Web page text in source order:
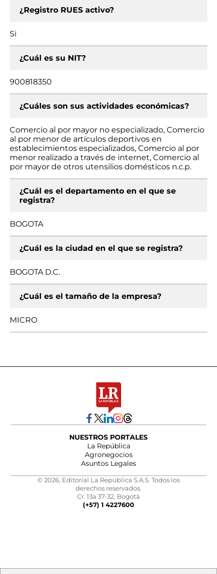
¿Registro RUES activo?
Si
¿Cuál es su NIT?
900818350
¿Cuáles son sus actividades económicas?
Comercio al por mayor no especializado, Comercio
al por menor de artículos deportivos en
establecimientos especializados, Comercio al por
menor realizado a través de internet, Comercio al
por mayor de otros utensilios domésticos n.c.p.
¿Cuál es el departamento en el que se
registra?
BOGOTA
¿Cuál es la ciudad en el que se registra?
BOGOTA D.C.
¿Cuál es el tamaño de la empresa?
MICRO
NUESTROS PORTALES
La República
Agronegocios
Asuntos Legales
© 2026, Editorial La República S.A.S. Todos los
derechos reservados.
Cr. 13a 37-32, Bogotá
(+57) 1 4227600